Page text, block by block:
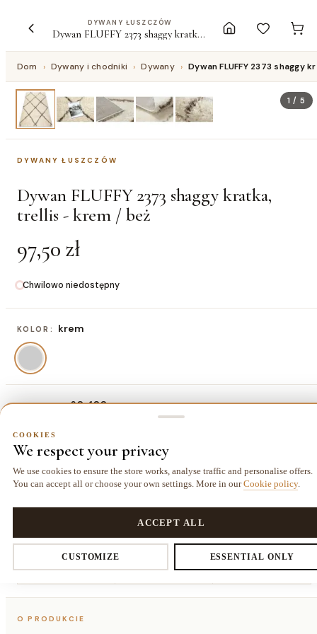
DYWANY ŁUSZCZÓW
Dywan FLUFFY 2373 shaggy kratka, trellis - krem / beż
Dom › Dywany i chodniki › Dywany › Dywan FLUFFY 2373
1 /5
DYWANY ŁUSZCZÓW
Dywan FLUFFY 2373 shaggy kratka,
trellis - krem / beż
97,50 zł
Chwilowo niedostępny
KOLOR: krem
ROZMIAR: 60x100 cm
60x100 cm
208,00 zł
160x220
cm
200x290
Dostawa kurierem
25,00 zł na zwrot
Gwarancja
24 miesiące
O PRODUKCIE
COOKIES
We respect your privacy
We use cookies to ensure the store works, analyse traffic and personalise offers.
You can accept all or choose your own settings. More in our Cookie policy.
CUSTOMIZE ESSENTIAL ONLY
ACCEPT ALL